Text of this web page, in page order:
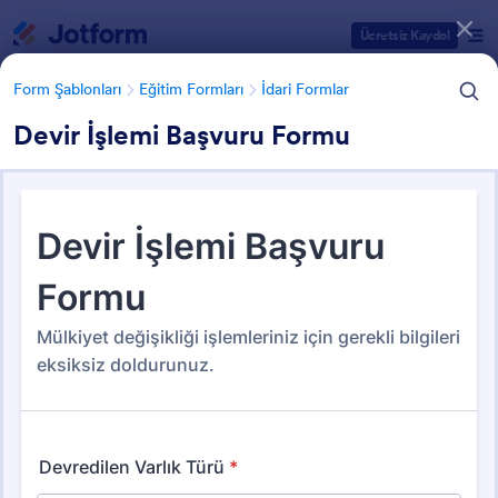
Ücretsiz Kaydol
Form Şablonları Eğitim Formları İdari Formlar
Devir İşlemi Başvuru Formu
Form Şablonları Eğitim Formları İdari Formlar
İdari Formlar
Form Şablonu Kategorileri